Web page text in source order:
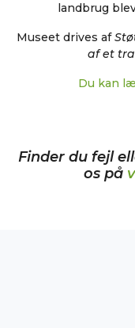
landbrug
Museet drives af
af et
Du kan
Finder du fejl
os på